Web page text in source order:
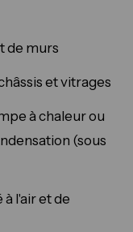
de murs
et vitrages
à chaleur ou
(sous
l'air et de